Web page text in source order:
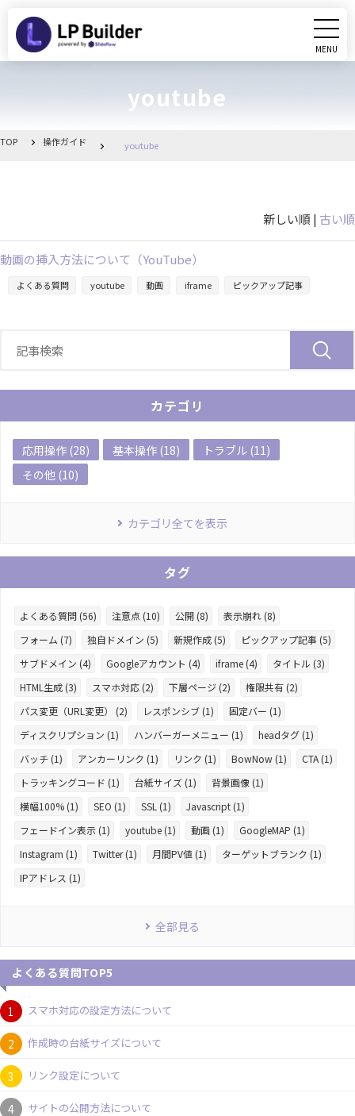
MENU
youtube
CLOSE
動画マニュアル
お知らせ一覧
TOP 操作ガイド youtube
新しい順 | 古い順
動画の挿入方法について（YouTube）
よくある質問 youtube 動画 iframe ピックアップ記事
カテゴリ
応用操作 (28) 基本操作 (18)
トラブル (11)
その他 (10)
カテゴリ全てを表示
タグ
よくある質問 (56) 注意点 (10) 公開 (8)
表示崩れ (8)
フォーム (7)
独自ドメイン (5) 新規作成 (5)
ピックアップ記事 (5)
サブドメイン (4)
Googleアカウント (4) iframe (4)
タイトル (3)
HTML生成 (3)
スマホ対応 (2) 下層ページ (2)
権限共有 (2)
パス変更（URL変更） (2)
レスポンシブ (1)
固定バー (1)
ディスクリプション (1)
ハンバーガーメニュー (1)
headタグ (1)
バッチ (1)
アンカーリンク (1) リンク (1) BowNow (1)
CTA (1)
トラッキングコード (1)
台紙サイズ (1)
背景画像 (1)
横幅100% (1)
SEO (1) SSL (1)
Javascript (1)
フェードイン表示 (1)
youtube (1) 動画 (1)
GoogleMAP (1)
Instagram (1)
Twitter (1) 月間PV値 (1)
ターゲットブランク (1)
IPアドレス (1)
全部見る
よくある質問TOP5
スマホ対応の設定方法について
作成時の台紙サイズについて
リンク設定について
サイトの公開方法について